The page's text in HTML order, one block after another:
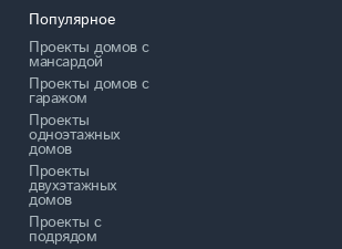
Популярное
Проекты домов с
мансардой
Проекты домов с
гаражом
Проекты
одноэтажных
домов
Проекты
двухэтажных
домов
Проекты с
подрядом